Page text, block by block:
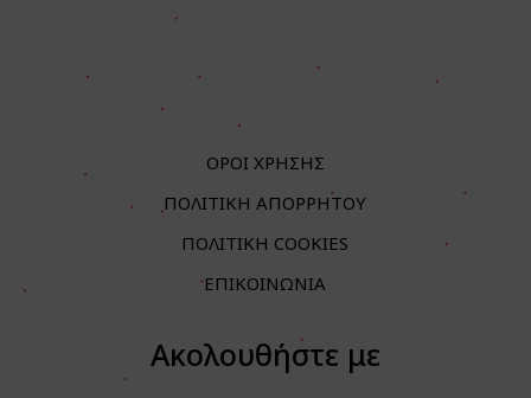
ΟΡΟΙ ΧΡΗΣΗΣ
ΠΟΛΙΤΙΚΗ ΑΠΟΡΡΗΤΟΥ
ΠΟΛΙΤΙΚΗ COOKIES
ΕΠΙΚΟΙΝΩΝΙΑ
Ακολουθήστε με